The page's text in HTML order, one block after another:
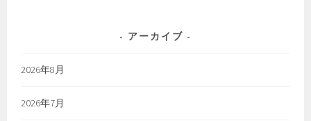
アーカイブ
2026年8月
2026年7月